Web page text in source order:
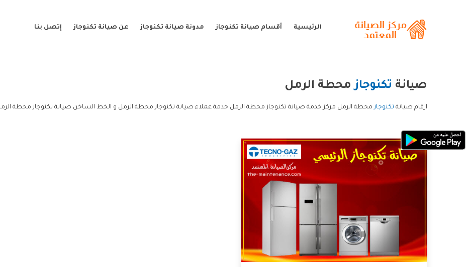
الرئيسية أقسام صيانة تكنوجاز مدونة صيانة تكنوجاز عن صيانة تكنوجاز إتصل بنا
صيانة تكنوجازمحطة الرمل
ارقام صيانة تكنوجازمحطة الرمل مركز خدمة صيانة تكنوجاز محطة الرمل خدمة عملاء صيانة تكنوجاز محطة الرمل و الخط الساخن صيانة تكنوجاز محطة